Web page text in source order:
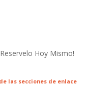
Hoy Mismo!
las secciones de enlace